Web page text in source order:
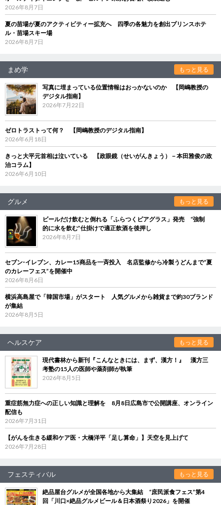
2026年8月7日
夏の苗場が夏のアクティビティー拡充へ 四季の各魅力を創出プリンスホテ
ル・苗場スキー場
2026年8月7日
まめ学 もっと見る
写真に埋まっている位置情報はおっかないのか 【岡嶋教授の
デジタル指南】
2026年7月22日
ゼロトラストって何？ 【岡嶋教授のデジタル指南】
2026年6月18日
きっと大平元首相は泣いている 【政眼鏡（せいがんきょう）－本田雅俊の政
治コラム】
2026年6月10日
グルメ もっと見る
ビールだけ飲むと倒れる「ふらつくビアグラス」発売 “強制
的に水を飲む”仕掛けで適正飲酒を後押し
2026年8月7日
セブン‐イレブン、カレー15商品を一斉投入 名店監修から冷製うどんまで“夏
のカレーフェス”を開催中
2026年8月6日
横浜高島屋で「韓国市場」がスタート 人気グルメから雑貨まで約30ブランド
が集結
2026年8月5日
ヘルスケア もっと見る
現代書林から新刊『こんなときには、まず、漢方！』 漢方三
考塾の15人の医師や薬剤師が執筆
2026年8月5日
重症筋無力症への正しい知識と理解を 8月8日広島市で公開講座、オンライン
配信も
2026年7月31日
【がんを生きる緩和ケア医・大橋洋平「足し算命」】天空を見上げて
2026年7月28日
フェスティバル もっと見る
絶品屋台グルメが全国各地から大集結 “庶民派食フェス”第4
回「川口×絶品グルメビール＆日本酒祭り2026」を開催